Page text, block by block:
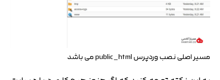
مسیر اصلی نصب وردپرس public_html می باشد